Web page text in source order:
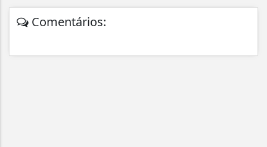
Comentários: